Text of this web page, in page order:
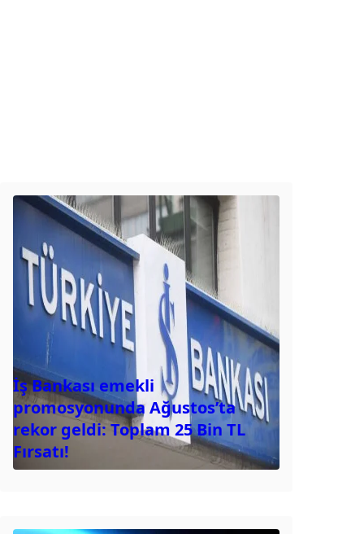
İş Bankası emekli
promosyonunda Ağustos’ta
rekor geldi: Toplam 25 Bin TL
Fırsatı!